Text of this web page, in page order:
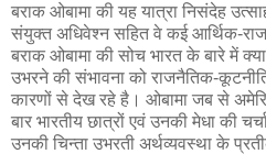
बराक ओबामा की यह यात्रा निसंदेह
संयुक्‍त अधिवेश्‍न सहित वे कई आर्थिक-
बराक ओबामा की सोच भारत के बारे में
उभरने की संभावना को राजनैतिक-
कारणों से देख रहे है। ओबामा जब से
बार भारतीय छात्रों एवं उनकी मेधा की
उनकी चिन्‍ता उभरती अर्थव्‍यवस्‍था के